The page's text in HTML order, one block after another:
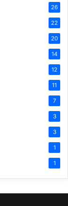
26
22
20
14
12
11
7
3
3
1
1